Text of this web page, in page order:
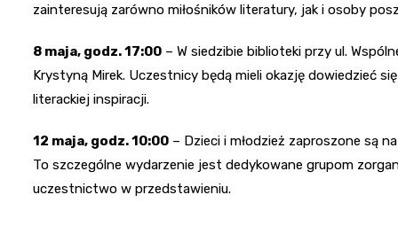
zainteresują zarówno miłośników literatury, jak i osoby
8 maja, godz. 17:00 – W siedzibie biblioteki przy ul.
Krystyną Mirek. Uczestnicy będą mieli okazję dowiedzieć
literackiej inspiracji.
12 maja, godz. 10:00 – Dzieci i młodzież zaproszone są
To szczególne wydarzenie jest dedykowane grupom
uczestnictwo w przedstawieniu.